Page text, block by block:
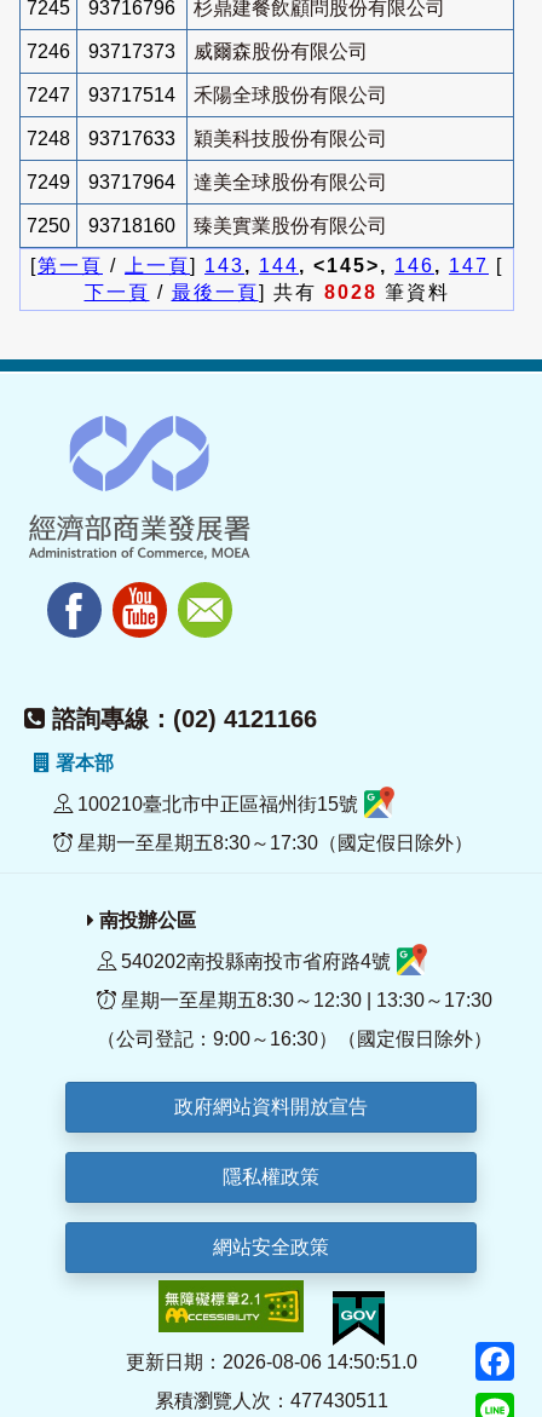
7245 93716796 杉鼎建餐飲顧問股份有限公司
7246 93717373 威爾森股份有限公司
7247 93717514 禾陽全球股份有限公司
7248 93717633 穎美科技股份有限公司
7249 93717964 達美全球股份有限公司
7250 93718160
臻美實業股份有限公司
[第一頁 / 上一頁] 143, 144, <145>, 146, 147 [
下一頁 / 最後一頁] 共有 8028 筆資料
諮詢專線：(02) 4121166
署本部
100210臺北市中正區福州街15號
星期一至星期五8:30～17:30（國定假日除外）
南投辦公區
540202南投縣南投市省府路4號
星期一至星期五8:30～12:30 | 13:30～17:30
（公司登記：9:00～16:30）（國定假日除外）
政府網站資料開放宣告
隱私權政策
網站安全政策
更新日期：2026-08-06 14:50:51.0
累積瀏覽人次：477430511